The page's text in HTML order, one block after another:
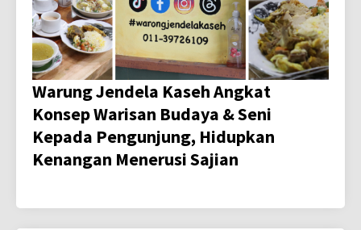
Warung Jendela Kaseh Angkat
Konsep Warisan Budaya & Seni
Kepada Pengunjung, Hidupkan
Kenangan Menerusi Sajian